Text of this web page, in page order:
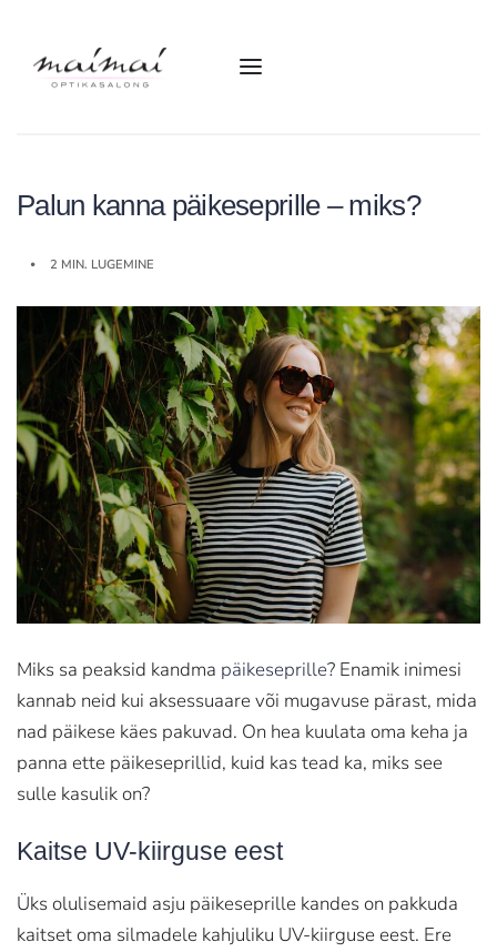
Palun kanna päikeseprille – miks?
2 MIN. LUGEMINE
Miks sa peaksid kandma päikeseprille? Enamik inimesi
kannab neid kui aksessuaare või mugavuse pärast, mida
nad päikese käes pakuvad. On hea kuulata oma keha ja
panna ette päikeseprillid, kuid kas tead ka, miks see
sulle kasulik on?
Kaitse UV-kiirguse eest
Üks olulisemaid asju päikeseprille kandes on pakkuda
kaitset oma silmadele kahjuliku UV-kiirguse eest. Ere